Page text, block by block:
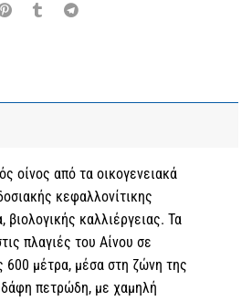
οίνος από τα οικογενειακά
κεφαλλονίτικης
βιολογικής καλλιέργειας. Τα
πλαγιές του Αίνου σε
μέτρα, μέσα στη ζώνη της
πετρώδη, με χαμηλή